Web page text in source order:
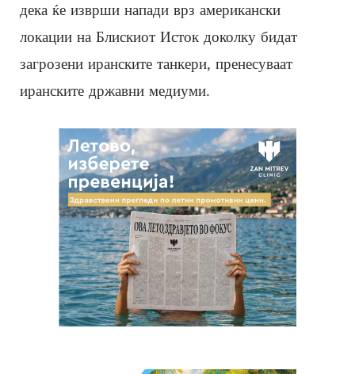
дека ќе изврши напади врз американски
локации на Блискиот Исток доколку бидат
загрозени иранските танкери, пренесуваат
иранските државни медиуми.